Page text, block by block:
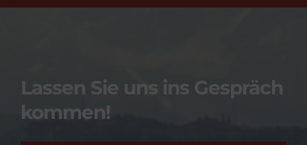
Lassen Sie uns ins Gespräch
kommen!